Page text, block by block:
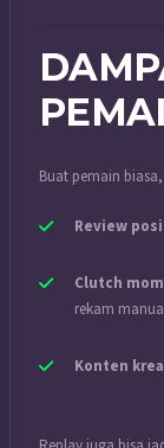
Buat pemain
Review
Clutch
rekam
Konten